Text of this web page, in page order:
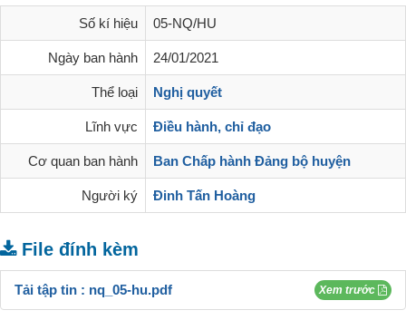
Số kí hiệu 05-NQ/HU
Ngày ban hành 24/01/2021
Thể loại Nghị quyết
Lĩnh vực Điều hành, chỉ đạo
Cơ quan ban hành Ban Chấp hành Đảng bộ huyện
Người ký Đinh Tấn Hoàng
File đính kèm
Xem trước
Tải tập tin : nq_05-hu.pdf